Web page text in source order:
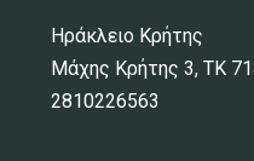
Ηράκλειο Κρήτης
Μάχης Κρήτης 3, ΤΚ
2810226563